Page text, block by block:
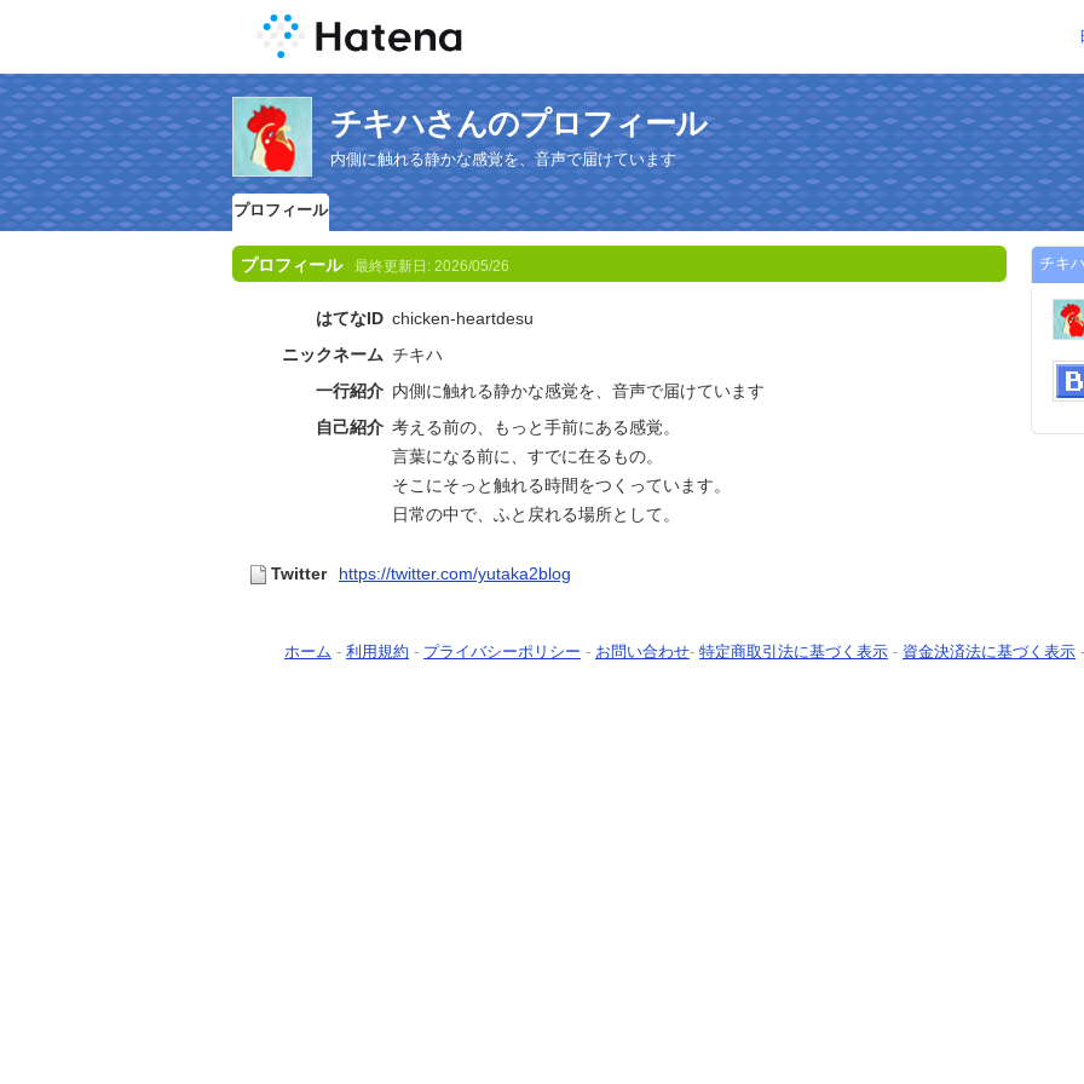
チキハさんのプロフィール
内側に触れる静かな感覚を、音声で届けています
プロフィール
プロフィール 最終更新日: 2026/05/26
はてなID chicken-heartdesu
ニックネーム チキハ
一行紹介 内側に触れる静かな感覚を、音声で届けています
自己紹介 考える前の、もっと手前にある感覚。
言葉になる前に、すでに在るもの。
そこにそっと触れる時間をつくっています。
日常の中で、ふと戻れる場所として。
Twitter https://twitter.com/yutaka2blog
チキ
ホーム - 利用規約 - プライバシーポリシー - お問い合わせ- 特定商取引法に基づく表示 - 資金決済法に基づく表示 -